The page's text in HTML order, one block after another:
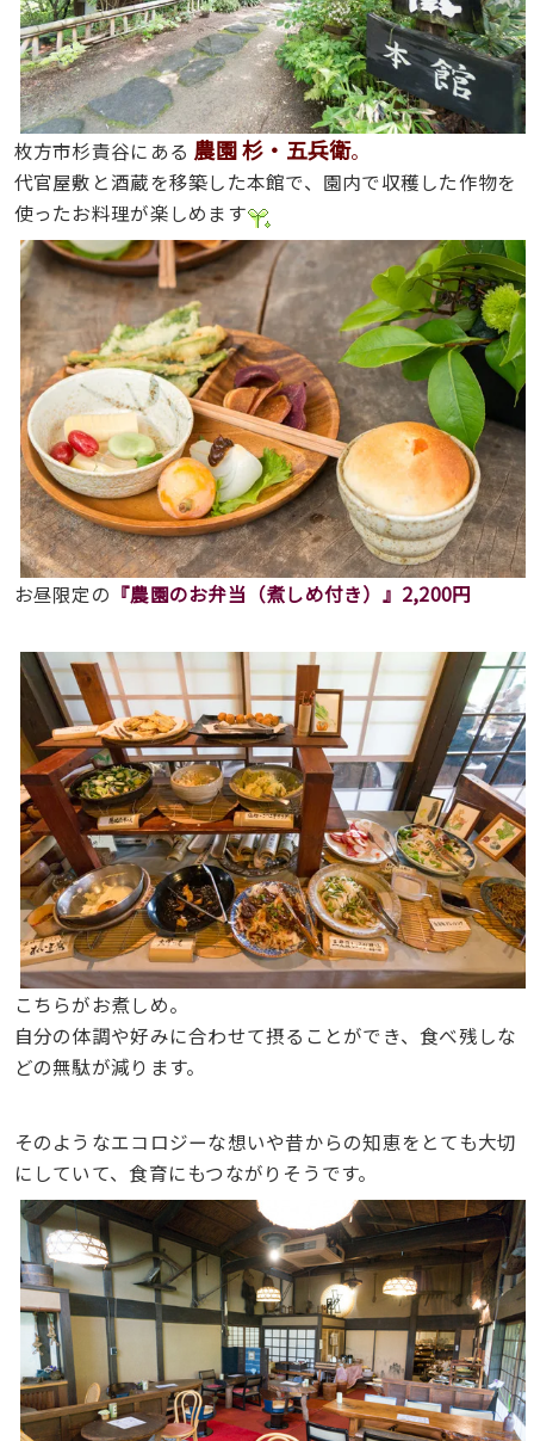
枚方市杉責谷にある 農園 杉・五兵衛。
代官屋敷と酒蔵を移築した本館で、園内で収穫した作物を
使ったお料理が楽しめます
お昼限定の 『農園のお弁当（煮しめ付き）』2,200円
こちらがお煮しめ。
自分の体調や好みに合わせて摂ることができ、食べ残しな
どの無駄が減ります。
そのようなエコロジーな想いや昔からの知恵をとても大切
にしていて、食育にもつながりそうです。